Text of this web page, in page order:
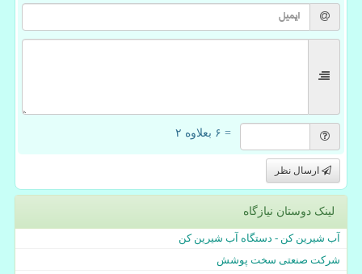
= ۶ بعلاوه ۲
ارسال نظر
لینک دوستان نیازگاه
آب شیرین کن - دستگاه آب شیرین کن
شرکت صنعتی سخت پوشش